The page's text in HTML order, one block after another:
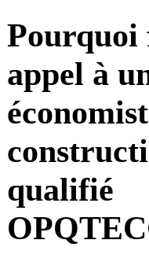
Pourquoi
appel à
qualifié